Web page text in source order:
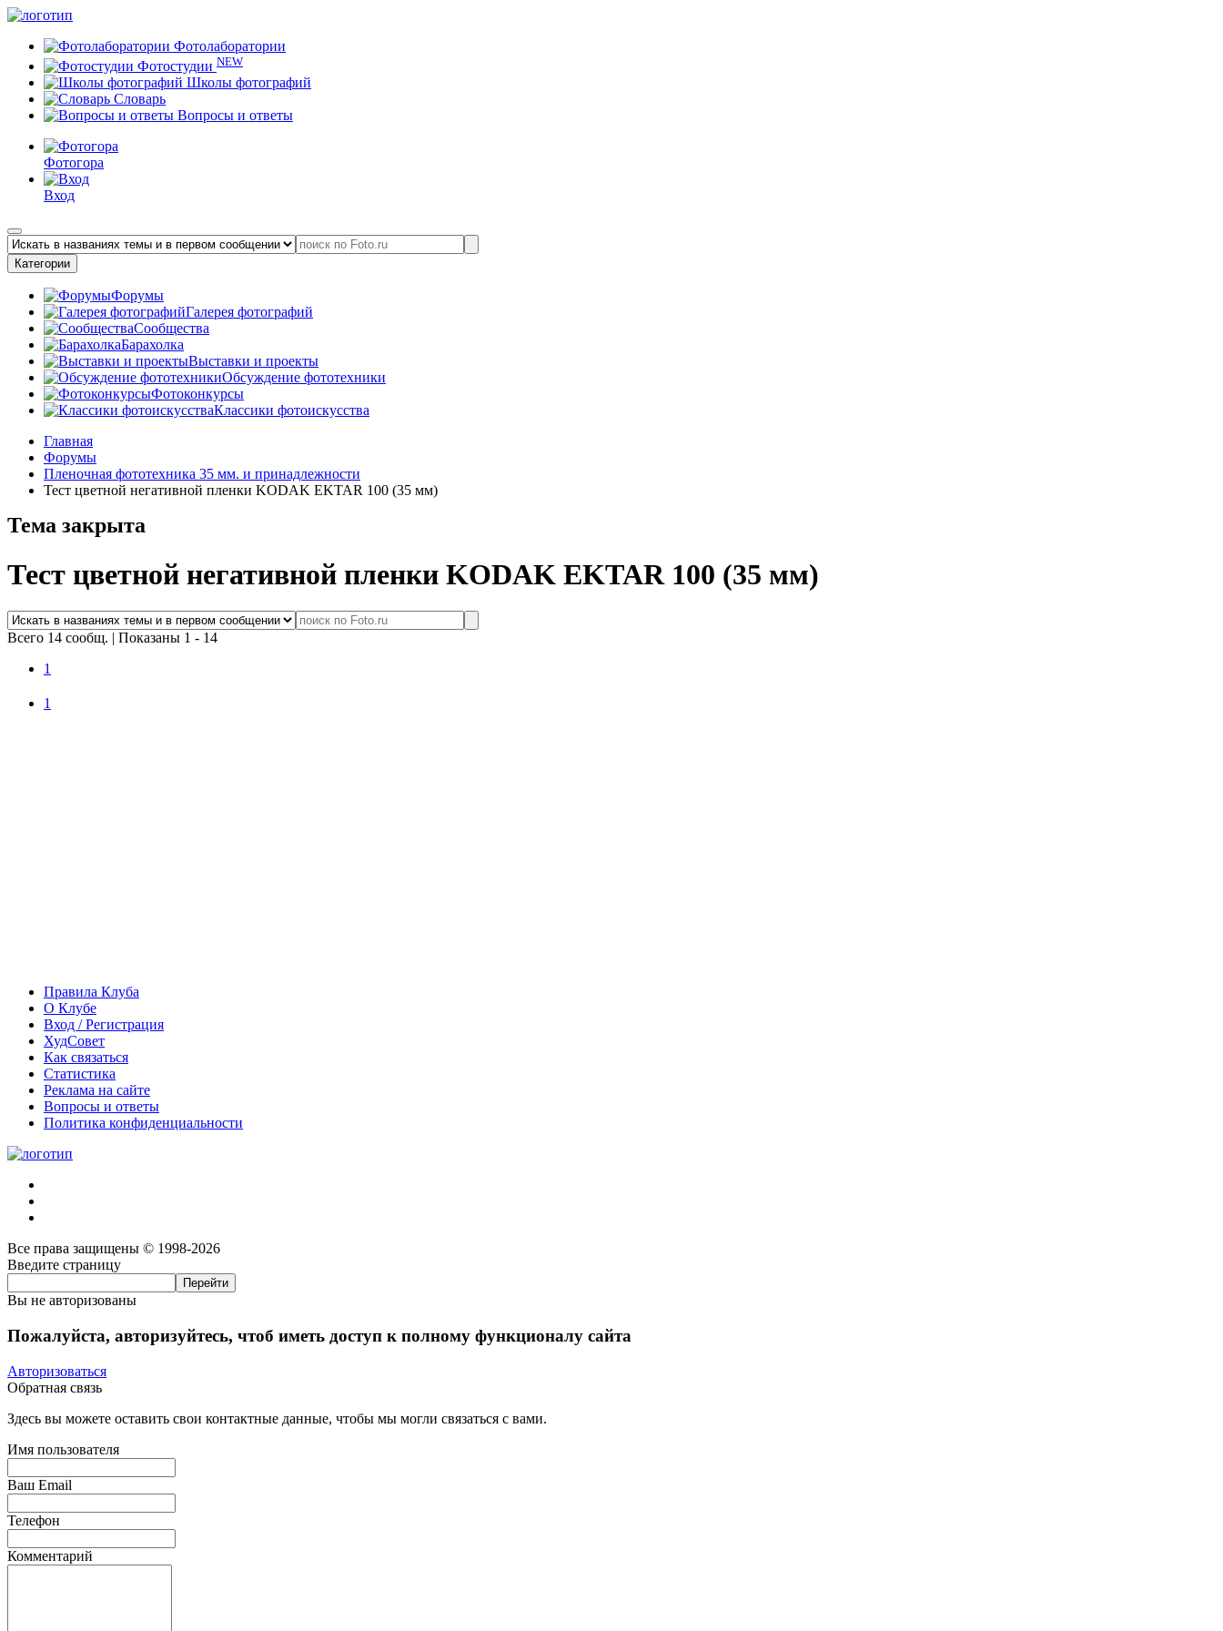
Фотолаборатории
Фотостудии NEW
Школы фотографий
Словарь
Вопросы и ответы
Фотогора
Вход
Категории
Форумы
Галерея фотографий
Сообщества
Барахолка
Выставки и проекты
Обсуждение фототехники
Фотоконкурсы
Классики фотоискусства
Главная
Форумы
Пленочная фототехника 35 мм. и принадлежности
Тест цветной негативной пленки KODAK EKTAR 100 (35 мм)
Тема закрыта
Тест цветной негативной пленки KODAK EKTAR 100 (35 мм)
Всего 14 сообщ. | Показаны 1 - 14
1
1
Правила Клуба
О Клубе
Вход / Регистрация
ХудСовет
Как связаться
Статистика
Реклама на сайте
Вопросы и ответы
Политика конфиденциальности
Все права защищены © 1998-2026
Введите страницу
Вы не авторизованы
Пожалуйста, авторизуйтесь, чтоб иметь доступ к полному функционалу сайта
Авторизоваться
Обратная связь
Здесь вы можете оставить свои контактные данные, чтобы мы могли связаться с вами.
Имя пользователя
Ваш Email
Телефон
Комментарий